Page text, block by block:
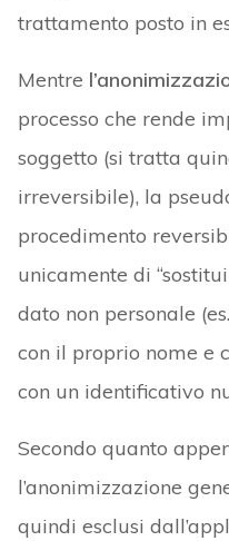
trattamento posto in
Mentre
processo che rende
soggetto (si tratta
irreversibile), la
procedimento
unicamente di
dato non personale
con il proprio nome e
con un identificativo
Secondo quanto
l’anonimizzazione
quindi esclusi